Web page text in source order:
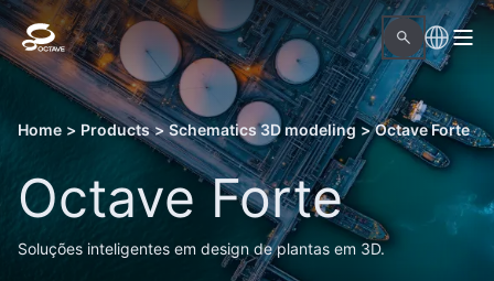
Home > Products > Schematics 3D modeling > Octave Forte
Octave Forte
Soluções inteligentes em design de plantas em 3D.